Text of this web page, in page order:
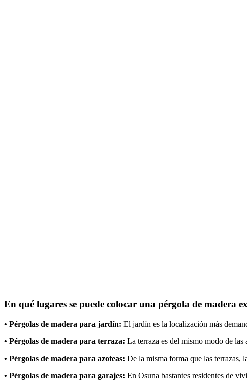
En qué lugares se puede colocar una pérgola de madera
• Pérgolas de madera para jardín: El jardín es la localización más
• Pérgolas de madera para terraza: La terraza es del mismo modo de las
• Pérgolas de madera para azoteas: De la misma forma que las terrazas,
• Pérgolas de madera para garajes: En Osuna bastantes residentes de